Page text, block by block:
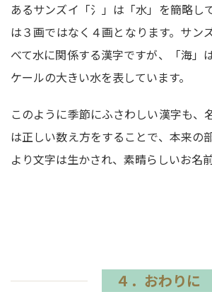
あるサンズイ「氵」は「水」を簡略し
は３画ではなく４画となります。サン
べて水に関係する漢字ですが、「海」
ケールの大きい水を表しています。
このように季節にふさわしい漢字も、
は正しい数え方をすることで、本来の
より文字は生かされ、素晴らしいお名
４．おわりに